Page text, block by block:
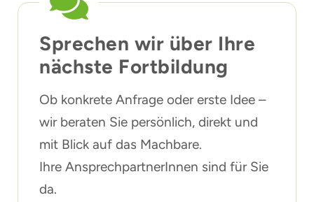
Sprechen wir über Ihre
nächste Fortbildung
Ob konkrete Anfrage oder erste Idee –
wir beraten Sie persönlich, direkt und
mit Blick auf das Machbare.
Ihre AnsprechpartnerInnen sind für Sie
da.